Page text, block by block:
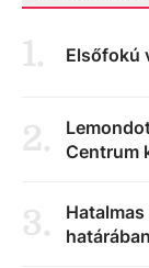
1. Elsőfokú
2.
Centrum
3.